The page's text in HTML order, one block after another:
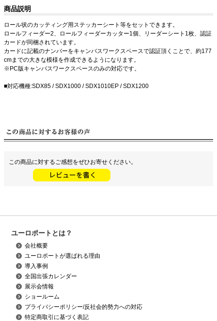
商品説明
ロール状のカッティング用ステッカーシート等をセットできます。
ロールフィーダー2、ロールフィーダーカッター1個、リーダーシート1枚、認証
カードが同梱されています。
カードに記載のナンバーをキャンバスワークスペースで認証頂くことで、約177
cmまでの大きな模様を作成できるようになります。
PC版キャンバスワークスペースのみの対応です。
■対応機種:SDX85 / SDX1000 / SDX1010EP / SDX1200
この商品に対するご感想をぜひお寄せください。
ユーロポートとは？
会社概要
ユーロポートが選ばれる理由
導入事例
全国出張カレンダー
展示会情報
ショールーム
プライバシーポリシー/反社会的勢力への対応
特定商取引に基づく表記